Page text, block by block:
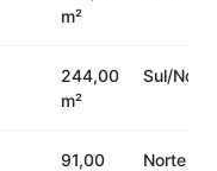
m²
244,00
m²
Sul/
91,00
Norte